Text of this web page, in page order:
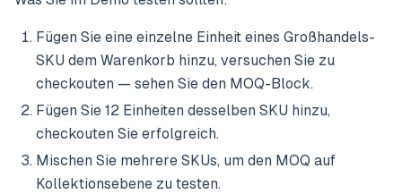
Fügen Sie eine einzelne Einheit eines Großhandels-
SKU dem Warenkorb hinzu, versuchen Sie zu
checkouten — sehen Sie den MOQ-Block.
Fügen Sie 12 Einheiten desselben SKU hinzu,
checkouten Sie erfolgreich.
Mischen Sie mehrere SKUs, um den MOQ auf
Kollektionsebene zu testen.